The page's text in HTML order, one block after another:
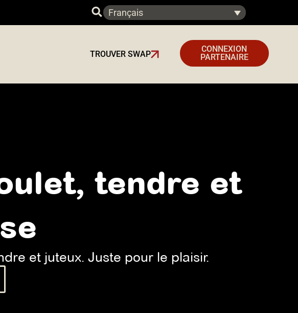
Français
TROUVER SWAP
CONNEXION
PARTENAIRE
tendre et
et juteux. Juste pour le plaisir.